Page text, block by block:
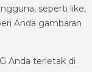
seperti like,
Anda gambaran
Anda terletak di